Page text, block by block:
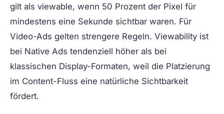
gilt als viewable, wenn 50 Prozent der Pixel für
mindestens eine Sekunde sichtbar waren. Für
Video-Ads gelten strengere Regeln. Viewability ist
bei Native Ads tendenziell höher als bei
klassischen Display-Formaten, weil die Platzierung
im Content-Fluss eine natürliche Sichtbarkeit
fördert.